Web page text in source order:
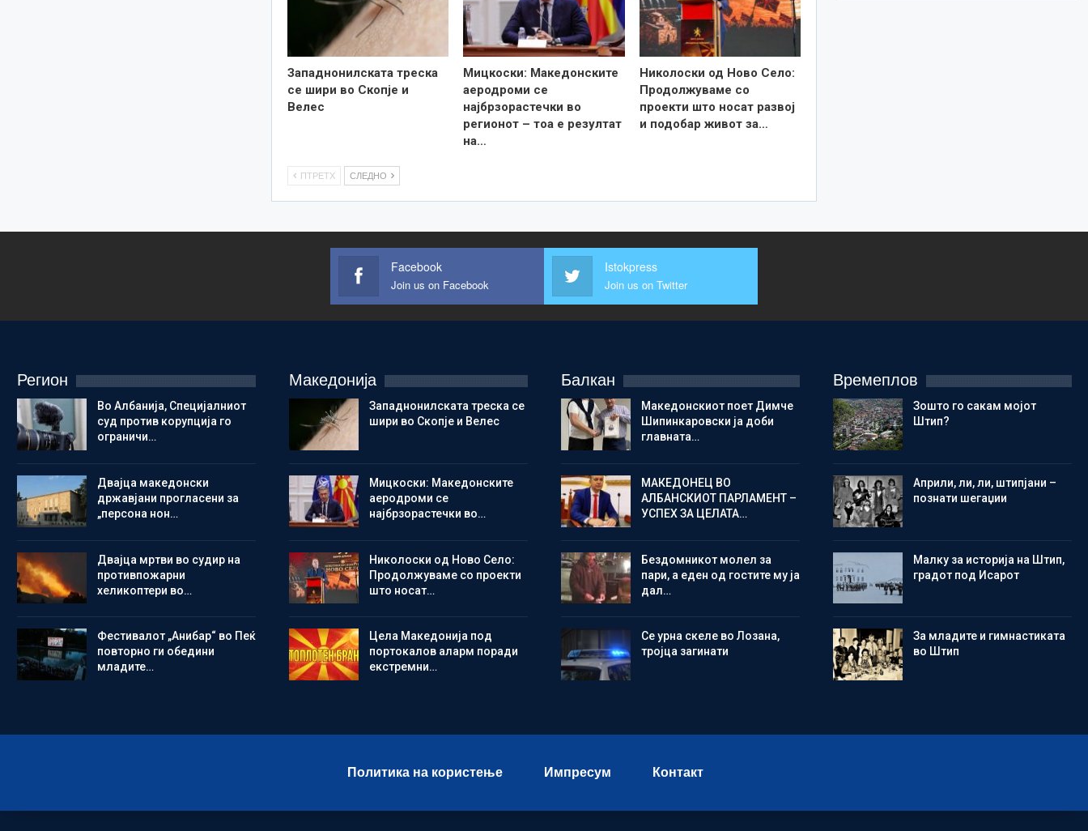
Западнонилската треска
се шири во Скопје и
Велес
Мицкоски: Македонските
аеродроми се
најбрзорастечки во
регионот – тоа е резултат
на…
Николоски од Ново Село:
Продолжуваме со
проекти што носат развој
и подобар живот за…
ПТРЕТХ СЛЕДНО
Facebook
Join us on Facebook
Istokpress
Join us on Twitter
Регион
Во Албанија, Специјалниот
суд против корупција го
ограничи…
Двајца македонски
државјани прогласени за
„персона нон…
Двајца мртви во судир на
противпожарни
хеликоптери во…
Фестивалот „Анибар“ во Пеќ
повторно ги обедини
младите…
Македонија
Западнонилската треска се
шири во Скопје и Велес
Мицкоски: Македонските
аеродроми се
најбрзорастечки во…
Николоски од Ново Село:
Продолжуваме со проекти
што носат…
Цела Македонија под
портокалов аларм поради
екстремни…
Балкан
Македонскиот поет Димче
Шипинкаровски ја доби
главната…
МАКЕДОНЕЦ ВО
АЛБАНСКИОТ ПАРЛАМЕНТ –
УСПЕХ ЗА ЦЕЛАТА…
Бездомникот молел за
пари, а еден од гостите му ја
дал…
Се урна скеле во Лозана,
тројца загинати
Времеплов
Зошто го сакам мојот
Штип?
Aприли, ли, ли, штипјани –
познати шегаџии
Малку за историја на Штип,
градот под Исарот
Зa младите и гимнастиката
во Штип
Политика на користење Импресум Контакт